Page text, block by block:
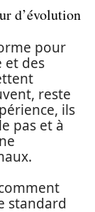
d’évolution
pour
et des
reste
ils
pas et à
standard